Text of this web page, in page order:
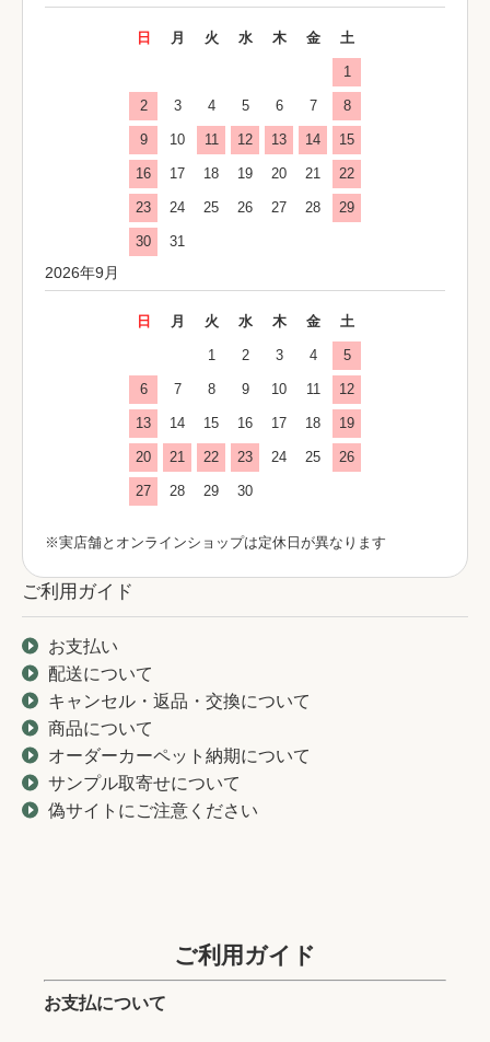
日 月 火 水 木 金 土
1
2 3 4 5 6 7 8
9 10 11 12 13 14 15
16 17 18 19 20 21 22
23 24 25 26 27 28 29
30 31
2026年9月
日 月 火 水 木 金 土
1 2 3 4 5
6 7 8 9 10 11 12
13 14 15 16 17 18 19
20 21 22 23 24 25 26
27 28 29 30
※実店舗とオンラインショップは定休日が異なります
ご利用ガイド
お支払い
配送について
キャンセル・返品・交換について
商品について
オーダーカーペット納期について
サンプル取寄せについて
偽サイトにご注意ください
ご利用ガイド
お支払について